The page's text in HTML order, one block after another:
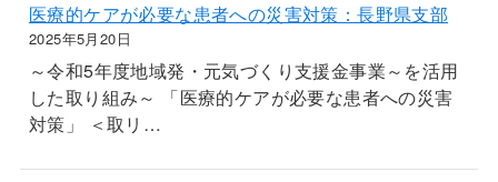
医療的ケアが必要な患者への災害対策：長野県支部
2025年5月20日
～令和5年度地域発・元気づくり支援金事業～を活用
した取り組み～ 「医療的ケアが必要な患者への災害
対策」 ＜取リ…